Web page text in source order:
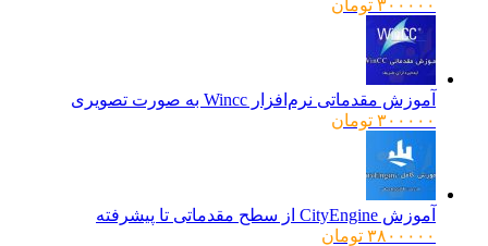
۳۰۰۰۰۰ تومان
آموزش مقدماتی نرم‌افزار Wincc به صورت تصویری
۳۰۰۰۰۰ تومان
آموزش CityEngine از سطح مقدماتی تا پیشرفته
۳۸۰۰۰۰۰ تومان